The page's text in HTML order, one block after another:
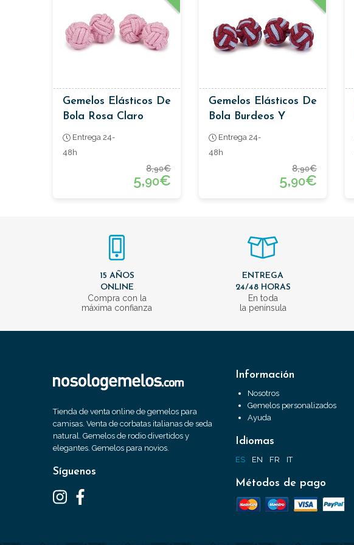
Gemelos Elásticos De
Bola Rosa Claro
Entrega 24-
48h
8,90€
5,90€
Gemelos Elásticos De
Bola Burdeos Y
Celeste
Entrega 24-
48h
8,90€
5,90€
15 AÑOS
ONLINE
Compra con la
máxima confianza
ENTREGA
24/48 HORAS
En toda
la península
Tienda de venta online de gemelos para
camisas. Venta de corbatas italianas de seda
natural. Gemelos de rodio divertidos y
elegantes. Gemelos para novios.
Síguenos
Información
Nosotros
Gemelos personalizados
Ayuda
Idiomas
ES EN FR IT
Métodos de pago